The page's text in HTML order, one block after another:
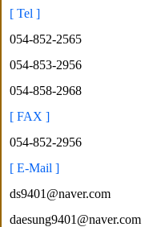
[ Tel ]
054-852-2565
054-853-2956
054-858-2968
[ FAX ]
054-852-2956
[ E-Mail ]
ds9401@naver.com
daesung9401@naver.com